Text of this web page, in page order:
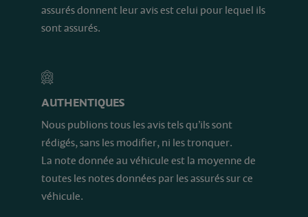
assurés donnent leur avis est celui pour lequel ils
sont assurés.
AUTHENTIQUES
Nous publions tous les avis tels qu’ils sont
rédigés, sans les modifier, ni les tronquer.
La note donnée au véhicule est la moyenne de
toutes les notes données par les assurés sur ce
véhicule.